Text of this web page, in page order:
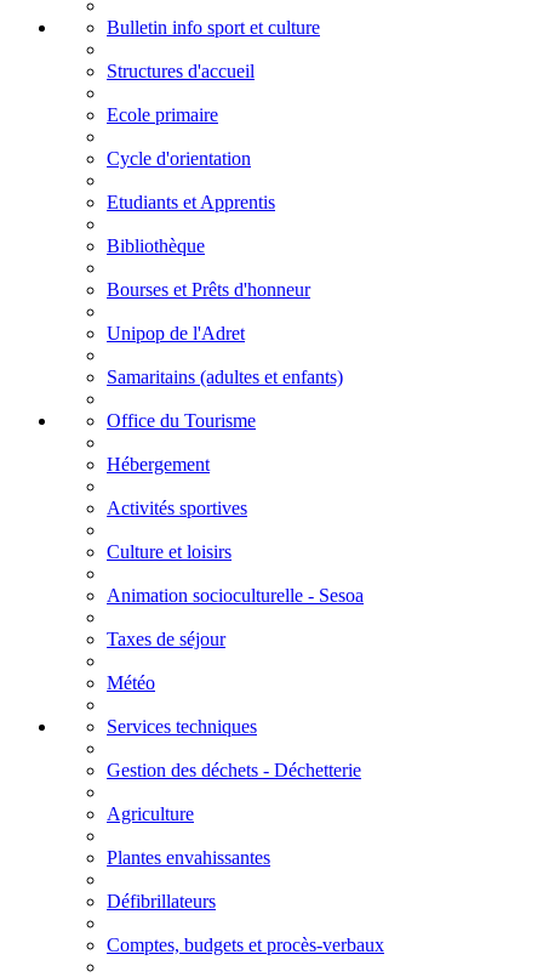
Bulletin info sport et culture
Structures d'accueil
Ecole primaire
Cycle d'orientation
Etudiants et Apprentis
Bibliothèque
Bourses et Prêts d'honneur
Unipop de l'Adret
Samaritains (adultes et enfants)
Office du Tourisme
Hébergement
Activités sportives
Culture et loisirs
Animation socioculturelle - Sesoa
Taxes de séjour
Météo
Services techniques
Gestion des déchets - Déchetterie
Agriculture
Plantes envahissantes
Défibrillateurs
Comptes, budgets et procès-verbaux